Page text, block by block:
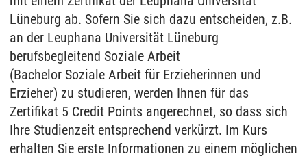
Lüneburg ab. Sofern Sie sich dazu entscheiden, z.B.
an der Leuphana Universität Lüneburg
berufsbegleitend Soziale Arbeit
(Bachelor Soziale Arbeit für Erzieherinnen und
Erzieher) zu studieren, werden Ihnen für das
Zertifikat 5 Credit Points angerechnet, so dass sich
Ihre Studienzeit entsprechend verkürzt. Im Kurs
erhalten Sie erste Informationen zu einem möglichen